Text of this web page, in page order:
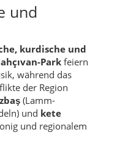
und
kurdische und
Park feiern
während das
der Region
(Lamm-
und kete
und regionalem